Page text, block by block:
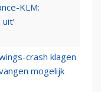
KLM:
crash klagen
mogelijk